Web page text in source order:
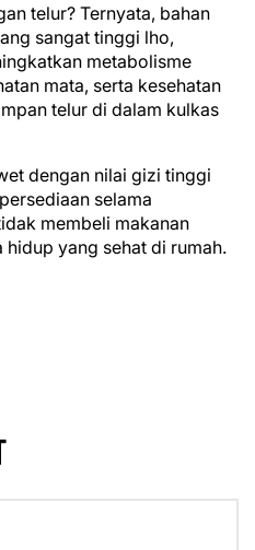
telur? Ternyata, bahan
sangat tinggi lho,
metabolisme
mata, serta kesehatan
telur di dalam kulkas
dengan nilai gizi tinggi
selama
membeli makanan
hidup yang sehat di rumah.